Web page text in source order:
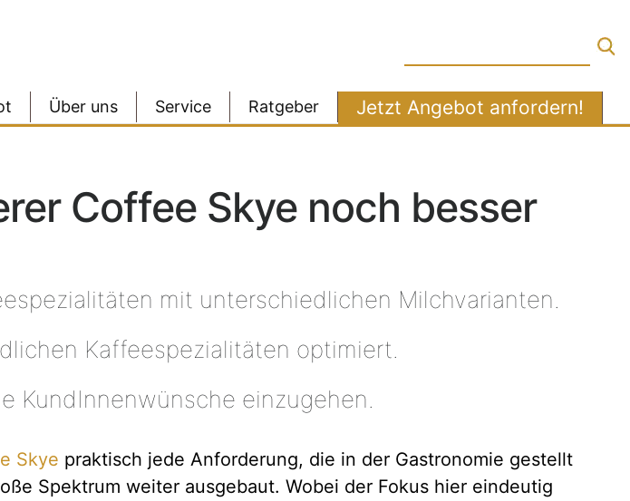
Über uns Service Ratgeber Jetzt Angebot anfordern!
Coffee Skye noch besser
mit unterschiedlichen Milchvarianten.
Kaffeespezialitäten optimiert.
KundInnenwünsche einzugehen.
Skye praktisch jede Anforderung, die in der Gastronomie gestellt
Spektrum weiter ausgebaut. Wobei der Fokus hier eindeutig